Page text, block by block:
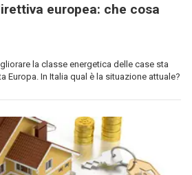
europea: che cosa
la classe energetica delle case sta
Europa. In Italia qual è la situazione attuale?